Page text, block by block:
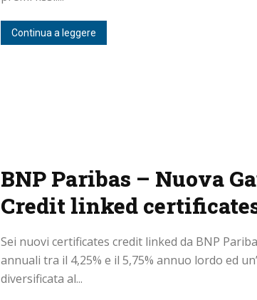
Continua a leggere
BNP Paribas – Nuova
Credit linked
Sei nuovi certificates credit linked da BNP
annuali tra il 4,25% e il 5,75% annuo lordo ed
diversificata al...